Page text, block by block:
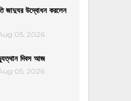
জাদুঘর উদ্বোধন করলেন
05, 2026
দিবস আজ
05, 2026